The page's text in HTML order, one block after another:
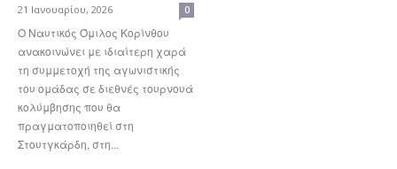
21 Ιανουαρίου, 2026 0
Ο Ναυτικός Όμιλος Κορίνθου
ανακοινώνει με ιδιαίτερη χαρά
τη συμμετοχή της αγωνιστικής
του ομάδας σε διεθνές τουρνουά
κολύμβησης που θα
πραγματοποιηθεί στη
Στουτγκάρδη, στη...